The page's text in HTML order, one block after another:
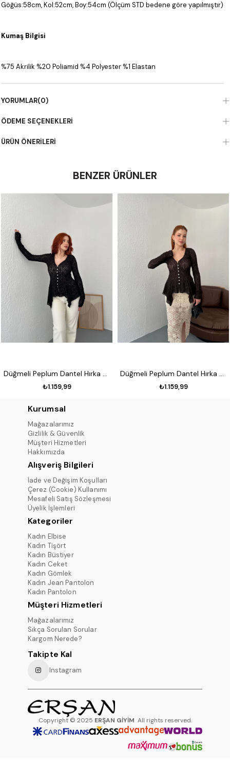
Göğüs:58cm, Kol:52cm, Boy:54cm (Ölçüm STD bedene göre yapılmıştır)
Kumaş Bilgisi
%75 Akrilik %20 Poliamid %4 Polyester %1 Elastan
YORUMLAR(0)
ÖDEME SEÇENEKLERI
ÜRÜN ÖNERILERI
BENZER ÜRÜNLER
Düğmeli Peplum Dantel Hırka Siyah
₺1.159,99
Düğmeli Peplum Dantel Hırka Koyu kahve
₺1.159,99
Kurumsal
Mağazalarımız
Gizlilik & Güvenlik
Müşteri Hizmetleri
Hakkımızda
Alışveriş Bilgileri
İade ve Değişim Koşulları
Çerez (Cookie) Kullanımı
Mesafeli Satış Sözleşmesi
Üyelik İşlemleri
Kategoriler
Kadın Elbise
Kadın Tişört
Kadın Büstiyer
Kadın Ceket
Kadın Gömlek
Kadın Jean Pantolon
Kadın Pantolon
Müşteri Hizmetleri
Mağazalarımız
Sıkça Sorulan Sorular
Kargom Nerede?
Takipte Kal
Instagram
Copyright © 2025 ERŞAN GİYİM All rights reserved.